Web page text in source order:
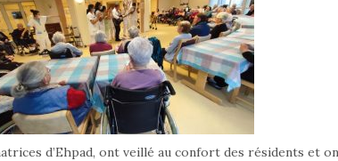
d’Ehpad, ont veillé au confort des résidents et